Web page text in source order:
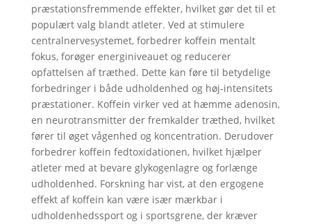
præstationsfremmende effekter, hvilket gør det til et
populært valg blandt atleter. Ved at stimulere
centralnervesystemet, forbedrer koffein mentalt
fokus, forøger energiniveauet og reducerer
opfattelsen af træthed. Dette kan føre til betydelige
forbedringer i både udholdenhed og høj-intensitets
præstationer. Koffein virker ved at hæmme adenosin,
en neurotransmitter der fremkalder træthed, hvilket
fører til øget vågenhed og koncentration. Derudover
forbedrer koffein fedtoxidationen, hvilket hjælper
atleter med at bevare glykogenlagre og forlænge
udholdenhed. Forskning har vist, at den ergogene
effekt af koffein kan være især mærkbar i
udholdenhedssport og i sportsgrene, der kræver